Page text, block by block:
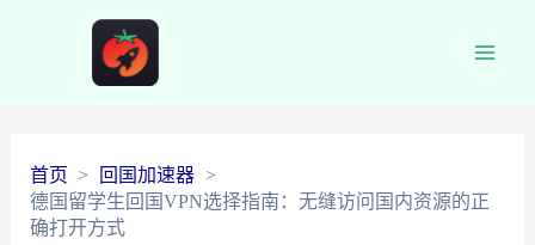
首页
回国加速器
德国留学生回国VPN选择指南：无缝访问国内资源的正
确打开方式